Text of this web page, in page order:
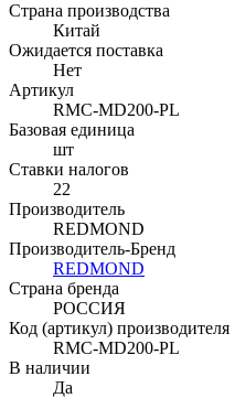
Страна производства
Китай
Ожидается поставка
Нет
Артикул
RMC-MD200-PL
Базовая единица
шт
Ставки налогов
22
Производитель
REDMOND
Производитель-Бренд
REDMOND
Страна бренда
РОССИЯ
Код (артикул) производителя
RMC-MD200-PL
В наличии
Да